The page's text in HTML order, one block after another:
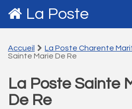
La Poste
Accueil La Poste Charente
Sainte Marie De Re
La Poste Sainte
De Re